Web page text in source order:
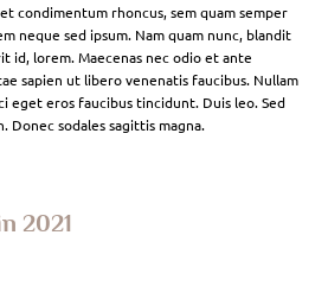
condimentum rhoncus, sem quam semper
neque sed ipsum. Nam quam nunc, blandit
id, lorem. Maecenas nec odio et ante
sapien ut libero venenatis faucibus. Nullam
eget eros faucibus tincidunt. Duis leo. Sed
Donec sodales sagittis magna.
2021